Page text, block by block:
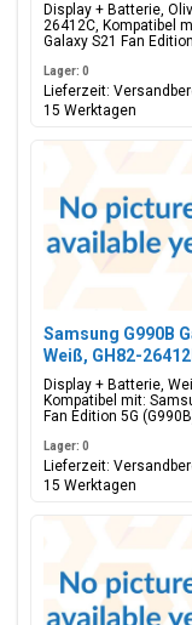
Display + Batterie,
26412C, Kompatibel
Galaxy S21 Fan
Lager: 0
Lieferzeit:
15 Werktagen
Samsung G990B
Weiß, GH82-
Display + Batterie,
Kompatibel mit:
Fan Edition 5G
Lager: 0
Lieferzeit:
15 Werktagen